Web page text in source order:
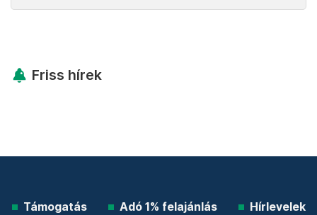
Friss hírek
Támogatás Adó 1% felajánlás Hírlevelek